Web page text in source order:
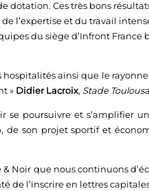
dotation. Ces très bons
l’expertise et du travail
du siège d’Infront
hospitalités ainsi que le
» Didier Lacroix, Stade
se poursuivre et s’amplifier
son projet sportif et
& Noir que nous continuons
de l’inscrire en lettres